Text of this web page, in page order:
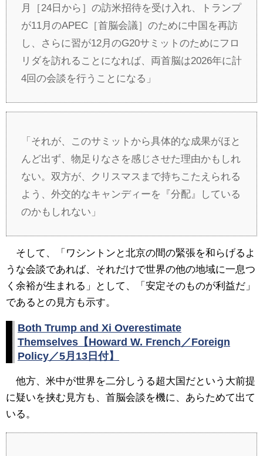
月［24日から］の訪米招待を受け入れ、トランプ
が11月のAPEC［首脳会議］のために中国を再訪
し、さらに習が12月のG20サミットのためにフロ
リダを訪れることになれば、両首脳は2026年に計
4回の会談を行うことになる」
「それが、このサミットから具体的な成果がほと
んど出ず、物足りなさを感じさせた理由かもしれ
ない。双方が、クリスマスまで持ちこたえられる
よう、外交的なキャンディーを『分配』している
のかもしれない」
そして、「ワシントンと北京の間の緊張を和らげるよ
うな会談であれば、それだけで世界の他の地域に一息つ
く余裕が生まれる」として、「安定そのものが利益だ」
であるとの見方も示す。
Both Trump and Xi Overestimate
Themselves【Howard W. French／Foreign
Policy／5月13日付】
他方、米中が世界を二分しうる超大国だという大前提
に疑いを挟む見方も、首脳会談を機に、あらためて出て
いる。